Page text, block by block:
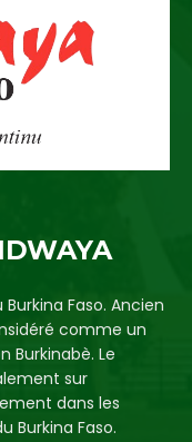
Faso. Ancien
comme un
Burkinabè. Le
sur
dans les
Burkina Faso.